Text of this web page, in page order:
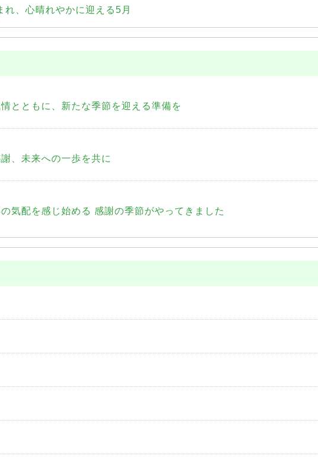
れ、心晴れやかに迎える5月
とともに、新たな季節を迎える準備を
、未来への一歩を共に
気配を感じ始める 感謝の季節がやってきました